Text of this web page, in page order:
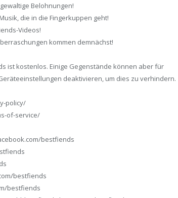
gewaltige Belohnungen!
die in die Fingerkuppen geht!
Videos!
kommen demnächst!
ist kostenlos. Einige Gegenstände können aber für
deaktivieren, um dies zu verhindern.
policy/
of-service/
bestfiends
bestfiends
bestfiends